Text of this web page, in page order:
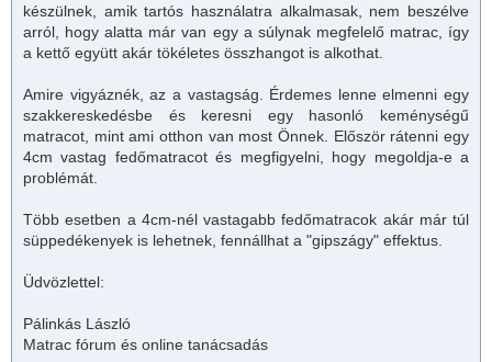
készülnek, amik tartós használatra alkalmasak, nem beszélve
arról, hogy alatta már van egy a súlynak megfelelő matrac, így
a kettő együtt akár tökéletes összhangot is alkothat.
Amire vigyáznék, az a vastagság. Érdemes lenne elmenni egy
szakkereskedésbe és keresni egy hasonló keménységű
matracot, mint ami otthon van most Önnek. Először rátenni egy
4cm vastag fedőmatracot és megfigyelni, hogy megoldja-e a
problémát.
Több esetben a 4cm-nél vastagabb fedőmatracok akár már túl
süppedékenyek is lehetnek, fennállhat a "gipszágy" effektus.
Üdvözlettel:
Pálinkás László
Matrac fórum és online tanácsadás